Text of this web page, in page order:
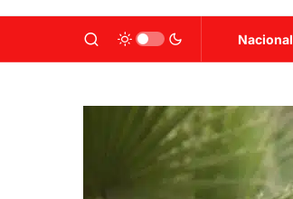
Nacional